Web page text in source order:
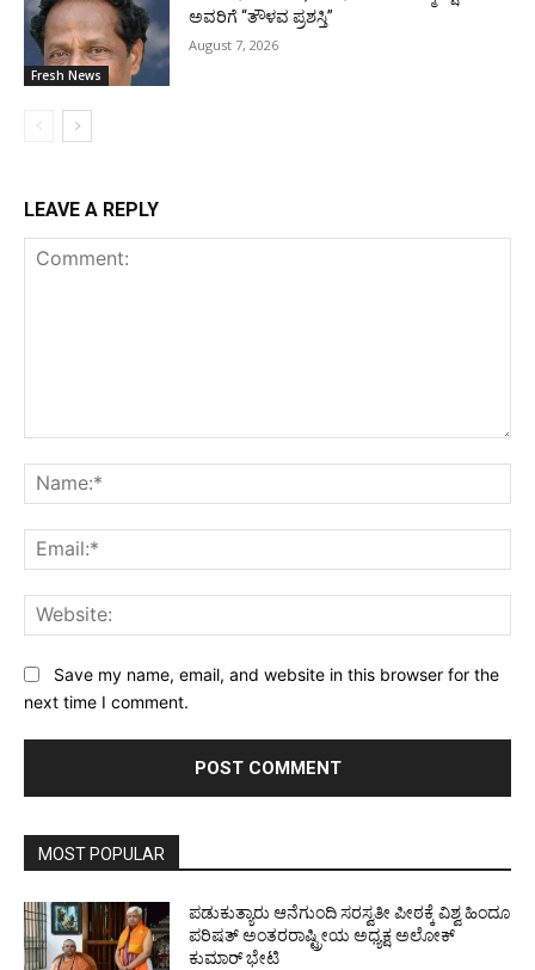
Fresh News
ಅವರಿಗೆ “ತೌಳವ ಪ್ರಶಸ್ತಿ”
August 7, 2026
LEAVE A REPLY
Save my name, email, and website in this browser for the
next time I comment.
MOST POPULAR
ಪಡುಕುತ್ಯಾರು ಆನೆಗುಂದಿ ಸರಸ್ವತೀ ಪೀಠಕ್ಕೆ ವಿಶ್ವ ಹಿಂದೂ
ಪರಿಷತ್ ಅಂತರರಾಷ್ಟ್ರೀಯ ಅಧ್ಯಕ್ಷ ಅಲೋಕ್
ಕುಮಾರ್ ಭೇಟಿ